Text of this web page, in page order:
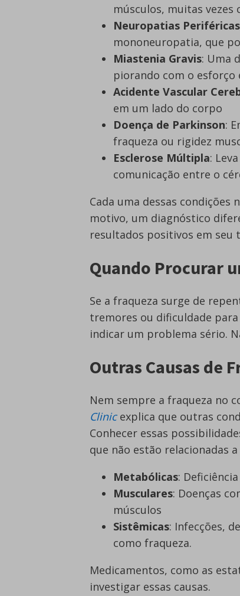
músculos, muitas vezes
Neuropatias Periféricas
mononeuropatia, que
Miastenia Gravis: Uma
piorando com o
Acidente Vascular
em um lado do corpo
Doença de Parkinson:
fraqueza ou rigidez
Esclerose Múltipla:
comunicação entre o
Cada uma dessas
motivo, um diagnóstico
resultados positivos em seu
Quando Procurar
Se a fraqueza surge de
tremores ou dificuldade
indicar um problema sério.
Outras Causas de
Nem sempre a fraqueza no
Clinicexplica que outras
Conhecer essas
que não estão relacionadas
Metabólicas:
Musculares: Doenças
músculos
Sistêmicas: Infecções,
como fraqueza.
Medicamentos, como as
investigar essas causas.